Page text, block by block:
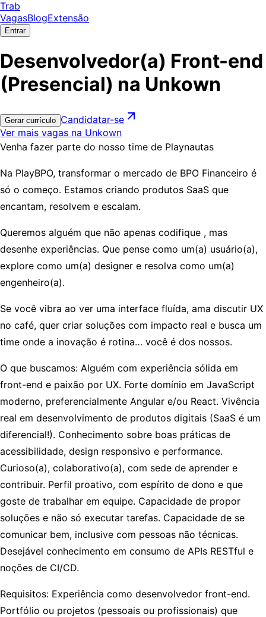
Trab
VagasBlogExtensão
Entrar
Desenvolvedor(a) Front-end
(Presencial) na Unkown
Gerar currículo Candidatar-se
Ver mais vagas na Unkown
Venha fazer parte do nosso time de Playnautas
Na PlayBPO, transformar o mercado de BPO Financeiro é
só o começo. Estamos criando produtos SaaS que
encantam, resolvem e escalam.
Queremos alguém que não apenas codifique , mas
desenhe experiências. Que pense como um(a) usuário(a),
explore como um(a) designer e resolva como um(a)
engenheiro(a).
Se você vibra ao ver uma interface fluída, ama discutir UX
no café, quer criar soluções com impacto real e busca um
time onde a inovação é rotina… você é dos nossos.
O que buscamos: Alguém com experiência sólida em
front-end e paixão por UX. Forte domínio em JavaScript
moderno, preferencialmente Angular e/ou React. Vivência
real em desenvolvimento de produtos digitais (SaaS é um
diferencial!). Conhecimento sobre boas práticas de
acessibilidade, design responsivo e performance.
Curioso(a), colaborativo(a), com sede de aprender e
contribuir. Perfil proativo, com espírito de dono e que
goste de trabalhar em equipe. Capacidade de propor
soluções e não só executar tarefas. Capacidade de se
comunicar bem, inclusive com pessoas não técnicas.
Desejável conhecimento em consumo de APIs RESTful e
noções de CI/CD.
Requisitos: Experiência como desenvolvedor front-end.
Portfólio ou projetos (pessoais ou profissionais) que